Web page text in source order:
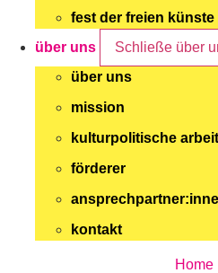
fest der freien künste
über uns
Schließe über
über uns
mission
kulturpolitische arbeit
förderer
kontakt
Home